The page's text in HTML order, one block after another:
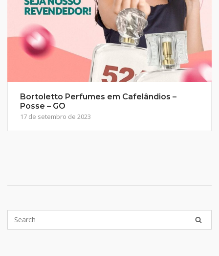
Bortoletto Perfumes em Cafelândios –
Posse – GO
17 de setembro de 2023